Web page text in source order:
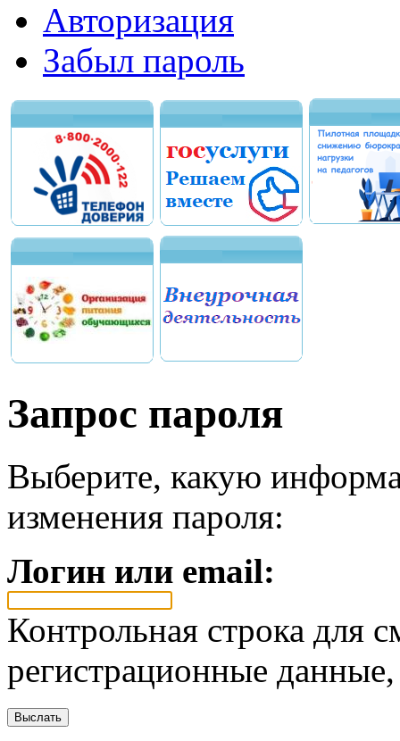
Авторизация
Забыл пароль
Запрос пароля
Выберите, какую
изменения пароля:
Логин или email:
Контрольная строка для
регистрационные